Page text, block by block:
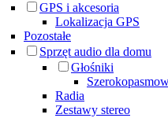
GPS i akcesoria
Lokalizacja GPS
Pozostałe
Sprzęt audio dla domu
Głośniki
Radia
Zestawy stereo